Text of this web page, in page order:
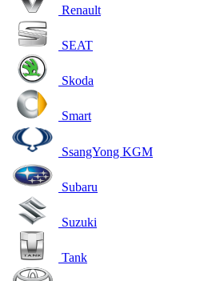
Renault
SEAT
Skoda
Smart
SsangYong KGM
Subaru
Suzuki
Tank